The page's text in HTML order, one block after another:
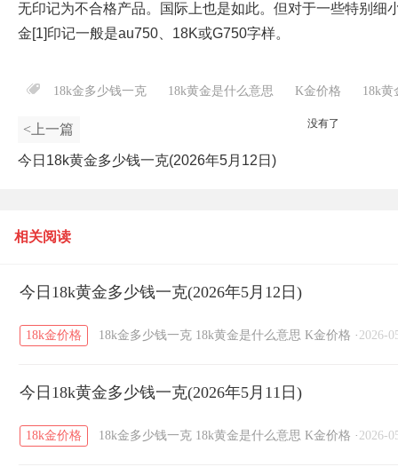
无印记为不合格产品。国际上也是如此。但对于一些特别细
金[1]印记一般是au750、18K或G750字样。
18k金多少钱一克 18k黄金是什么意思 K金价格 18k黄
<上一篇
今日18k黄金多少钱一克(2026年5月12日)
没有了
相关阅读
今日18k黄金多少钱一克(2026年5月12日)
18k金价格 18k金多少钱一克 18k黄金是什么意思 K金价格 · 2026-
今日18k黄金多少钱一克(2026年5月11日)
18k金价格 18k金多少钱一克 18k黄金是什么意思 K金价格 · 2026-